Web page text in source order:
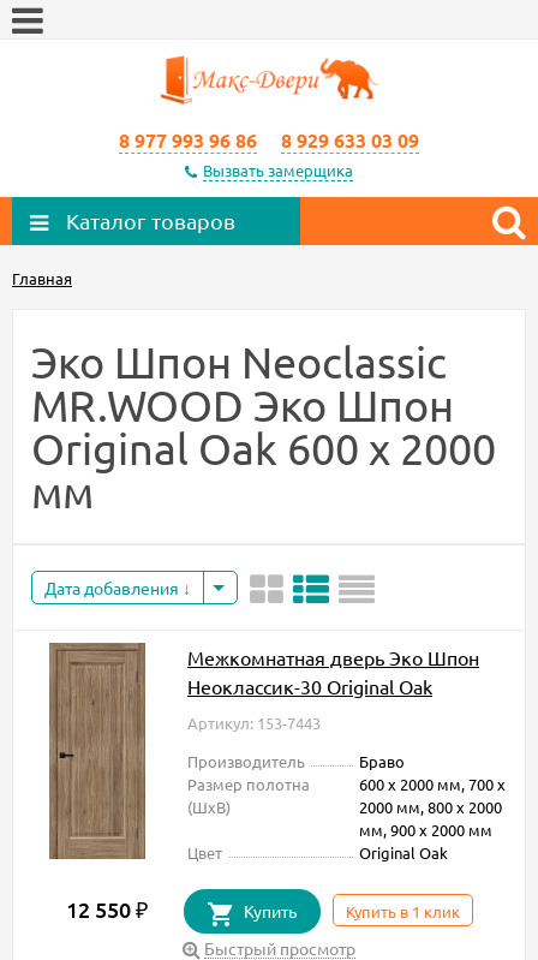
8 977 993 96 86 8 929 633 03 09
Вызвать замерщика
Каталог товаров
Главная
Эко Шпон Neoclassic
MR.WOOD Эко Шпон
Original Oak 600 х 2000
мм
Дата добавления
Межкомнатная дверь Эко Шпон
Неоклассик-30 Original Oak
Артикул: 153-7443
Производитель
Браво
Размер полотна
(ШxВ)
600 х 2000 мм, 700 х
2000 мм, 800 х 2000
мм, 900 х 2000 мм
Цвет
Original Oak
12 550 ₽ Купить Купить в 1 клик
Быстрый просмотр